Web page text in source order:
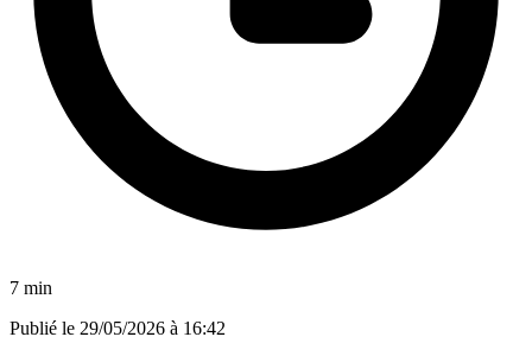
7 min
Publié le 29/05/2026 à 16:42